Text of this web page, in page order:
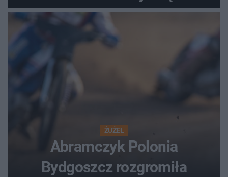
ostatnią porażkę?
ŻUŻEL
Abramczyk Polonia
Bydgoszcz rozgromiła